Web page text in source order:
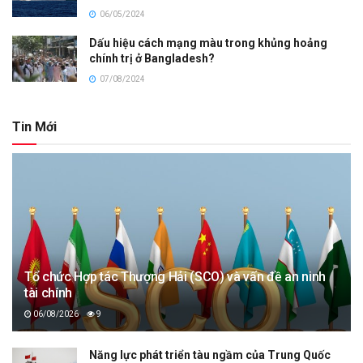
06/05/2024
Dấu hiệu cách mạng màu trong khủng hoảng
chính trị ở Bangladesh?
07/08/2024
Tin Mới
Tổ chức Hợp tác Thượng Hải (SCO) và vấn đề an ninh
tài chính
06/08/2026 9
Năng lực phát triển tàu ngầm của Trung Quốc